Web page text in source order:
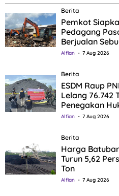
Berita
Pemkot
Pedagang
Berjualan
Alfian 7 Aug 2026
Berita
ESDM Raup
Lelang 76.742
Penegakan
Alfian 7 Aug 2026
Berita
Harga
Turun 5,62
Ton
Alfian 7 Aug 2026